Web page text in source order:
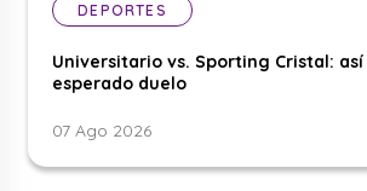
DEPORTES
Universitario vs. Sporting Cristal:
esperado duelo
07 Ago 2026